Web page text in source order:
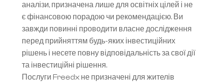
аналізи, призначена лише для освітніх цілей і не
є фінансовою порадою чи рекомендацією. Ви
завжди повинні проводити власне дослідження
перед прийняттям будь-яких інвестиційних
рішень і несете повну відповідальність за свої дії
та інвестиційні рішення.
Послуги Freedx не призначені для жителів